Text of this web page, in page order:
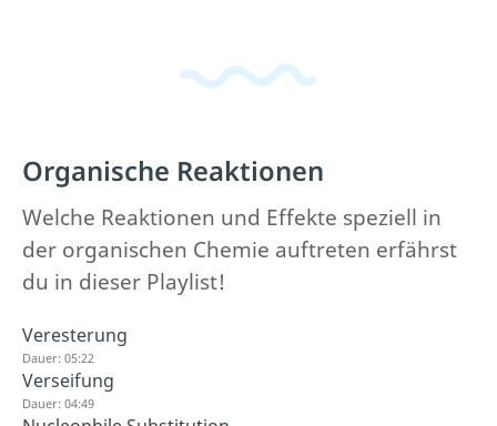
Organische Reaktionen
Welche Reaktionen und Effekte speziell in
der organischen Chemie auftreten erfährst
du in dieser Playlist!
Veresterung
Dauer: 05:22
Verseifung
Dauer: 04:49